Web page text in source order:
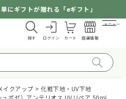
にギフトが贈れる「eギフト」
探す ログイン カート 店舗情報
メニュー
イクアップ
化粧下地・UV下地
ポゼ）アンテリオス UVリペア 50mL